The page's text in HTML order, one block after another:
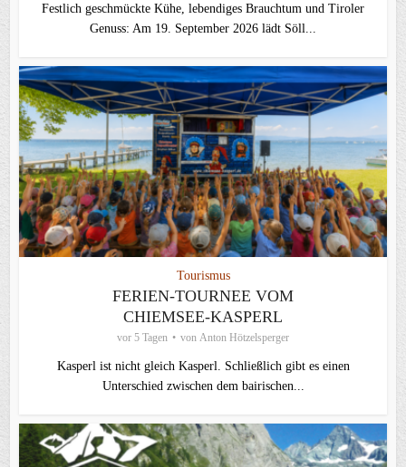
Festlich geschmückte Kühe, lebendiges Brauchtum und Tiroler
Genuss: Am 19. September 2026 lädt Söll...
Tourismus
FERIEN-TOURNEE VOM
CHIEMSEE-KASPERL
vor 5 Tagen von Anton Hötzelsperger
Kasperl ist nicht gleich Kasperl. Schließlich gibt es einen
Unterschied zwischen dem bairischen...